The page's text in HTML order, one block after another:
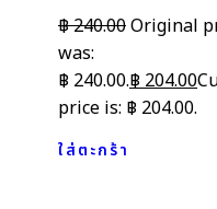
฿240.00Original
was:
฿ 240.00.฿204.00
price is: ฿ 204.00.
ใส่ตะกร้า